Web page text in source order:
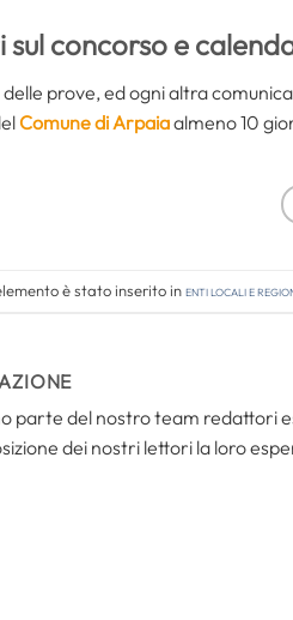
concorso e
delle prove, ed ogni altra
Comune di Arpaiaalmeno 10
è stato inserito inEnti locali e
parte del nostro team redattori
dei nostri lettori la loro